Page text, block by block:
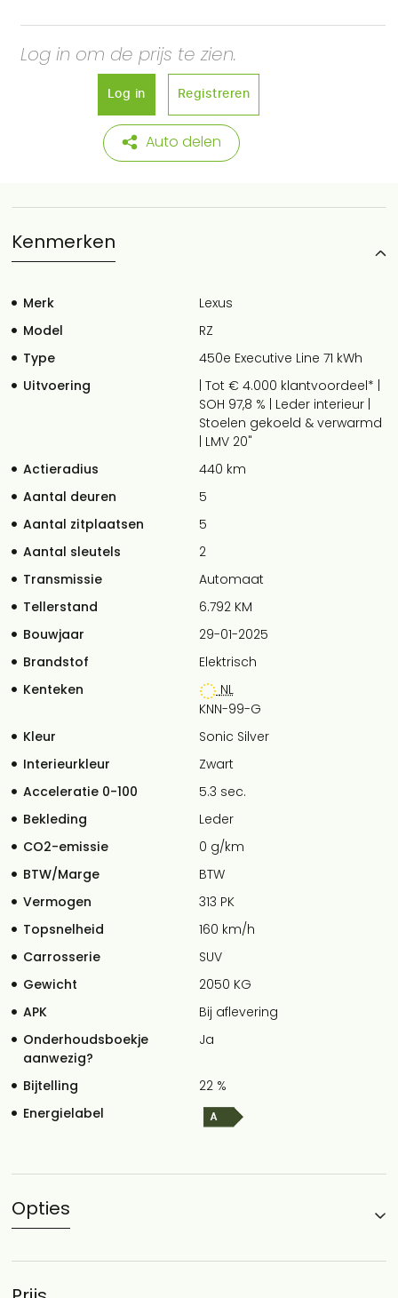
Log in om de prijs te zien.
Log in Registreren
Auto delen
Kenmerken
Merk
Lexus
Model
RZ
Type
450e Executive Line 71 kWh
Uitvoering
| Tot € 4.000 klantvoordeel* |
SOH 97,8 % | Leder interieur |
Stoelen gekoeld & verwarmd
| LMV 20"
Actieradius
440 km
Aantal deuren
5
Aantal zitplaatsen
5
Aantal sleutels
2
Transmissie
Automaat
Tellerstand
6.792 KM
Bouwjaar
29-01-2025
Brandstof
Elektrisch
Kenteken
NL
KNN-99-G
Kleur
Sonic Silver
Interieurkleur
Zwart
Acceleratie 0-100
5.3 sec.
Bekleding
Leder
CO2-emissie
0 g/km
BTW/Marge
BTW
Vermogen
313 PK
Topsnelheid
160 km/h
Carrosserie
SUV
Gewicht
2050 KG
APK
Bij aflevering
Onderhoudsboekje
aanwezig?
Ja
Bijtelling
22 %
Energielabel
Opties